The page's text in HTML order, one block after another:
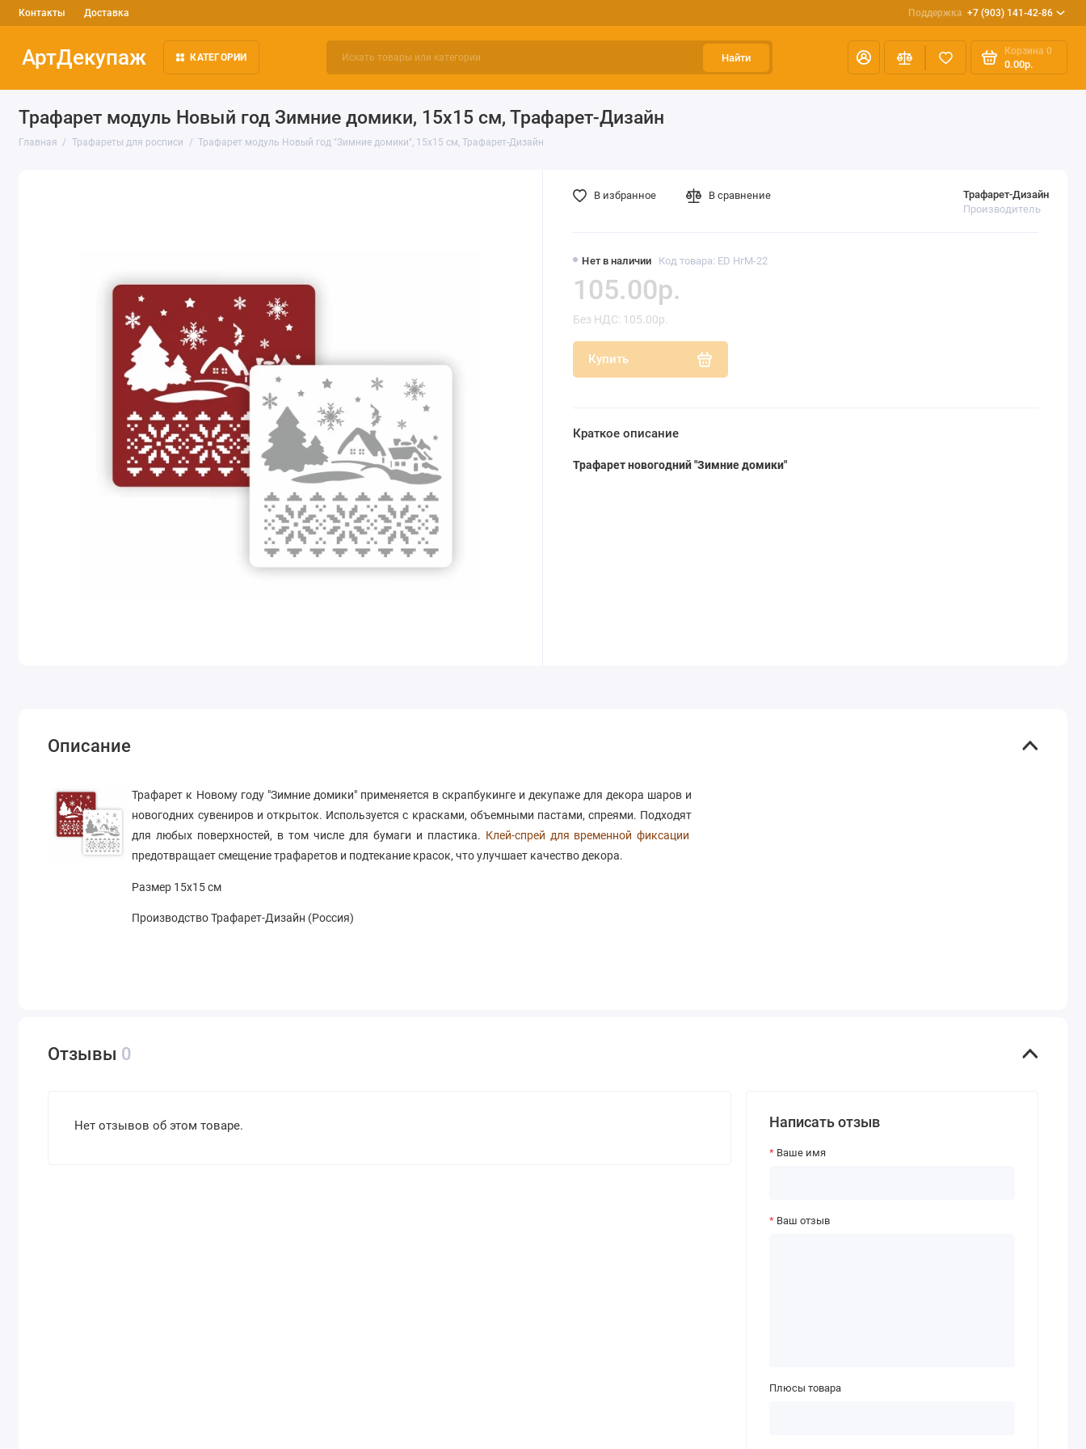
Контакты Доставка Поддержка +7 (903) 141-42-86
АртДекупаж КАТЕГОРИИ Найти
Корзина 0
0.00р.
Трафарет модуль Новый год Зимние домики, 15х15 см, Трафарет-Дизайн
Главная Трафареты для росписи Трафарет модуль Новый год "Зимние домики", 15х15 см, Трафарет-Дизайн
Нет в наличии Код товара: ED НгМ-22
Трафарет-Дизайн
Производитель
105.00р.
Без НДС: 105.00р.
Купить
В избранное В сравнение
Краткое описание
Трафарет новогодний"Зимние домики"
Описание
Трафарет к Новому году "Зимние домики" применяется в скрапбукинге и декупаже для декора шаров и
новогодних сувениров и открыток. Используется с красками, объемными пастами, спреями. Подходят
для любых поверхностей, в том числе для бумаги и пластика. Клей-спрей для временной фиксации
предотвращает смещение трафаретов и подтекание красок, что улучшает качество декора.
Размер 15х15 см
Производство Трафарет-Дизайн (Россия)
Отзывы 0
Нет отзывов об этом товаре. Написать отзыв
Ваше имя
Ваш отзыв
Плюсы товара